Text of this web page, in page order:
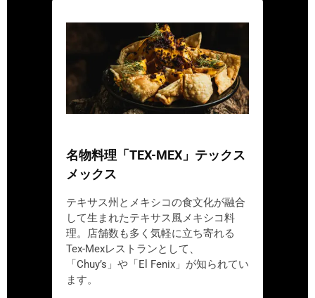
名物料理「TEX-MEX」テックス
メックス
テキサス州とメキシコの食文化が融合
して生まれたテキサス風メキシコ料
理。店舗数も多く気軽に立ち寄れる
Tex-Mexレストランとして、
「Chuy’s」や「El Fenix」が知られてい
ます。